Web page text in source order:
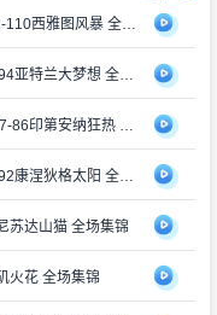
06月23日WNBA常规赛 达拉斯飞翼112-110西雅图风暴 全场集锦
06月23日WNBA常规赛 多伦多节奏87-94亚特兰大梦想 全场集锦
06月23日WNBA常规赛 菲尼克斯水星77-86印第安纳狂热 全场集锦
06月23日WNBA常规赛 芝加哥天空63-92康涅狄格太阳 全场集锦
苏达山猫 全场集锦
火花 全场集锦